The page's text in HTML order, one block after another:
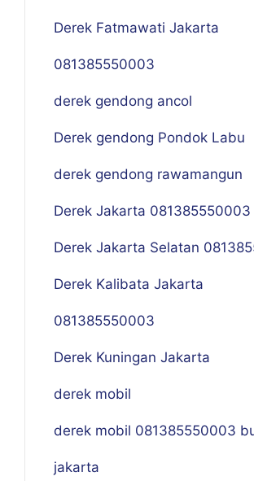
Derek Fatmawati Jakarta
081385550003
derek gendong ancol
Derek gendong Pondok Labu
derek gendong rawamangun
Derek Jakarta 081385550003
Derek Jakarta Selatan
Derek Kalibata Jakarta
081385550003
Derek Kuningan Jakarta
derek mobil
derek mobil 081385550003
jakarta